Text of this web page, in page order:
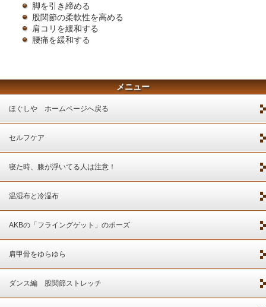
脚を引き締める
股関節の柔軟性を高める
肩コリを緩和する
腰痛を緩和する
メニュー
ほぐしや ホームページへ戻る
セルフケア
寝た時、膝が浮いてる人は注意！
温湿布と冷湿布
AKBの「フライングゲット」のポーズ
肩甲骨をゆらゆら
ダンス編 股関節ストレッチ